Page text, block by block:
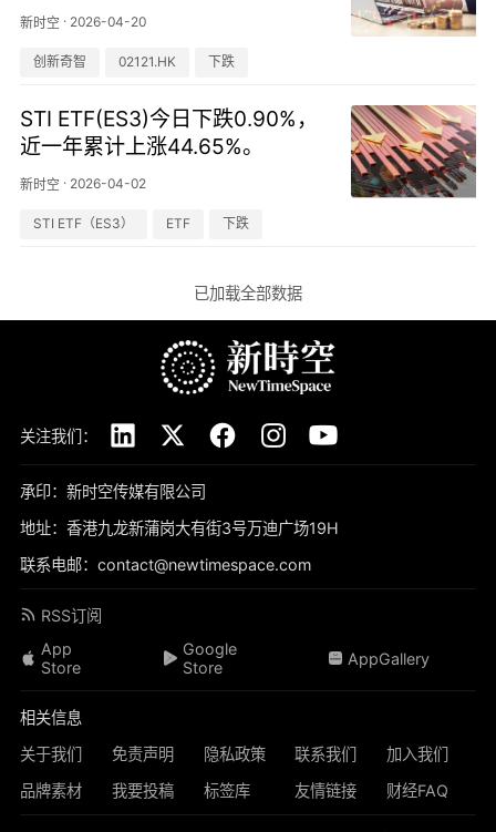
新时空 · 2026-04-20
创新奇智 02121.HK 下跌
STI ETF(ES3)今日下跌0.90%，
近一年累计上涨44.65%。
新时空 · 2026-04-02
STI ETF（ES3） ETF 下跌
已加载全部数据
关注我们：
承印：新时空传媒有限公司
地址：香港九龙新蒲岗大有街3号万迪广场19H
联系电邮：contact@newtimespace.com
RSS订阅
App
Store
Google
Store
AppGallery
相关信息
关于我们
免责声明 隐私政策 联系我们
加入我们
品牌素材
我要投稿 标签库 友情链接 财经FAQ